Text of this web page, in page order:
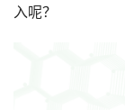
入呢？